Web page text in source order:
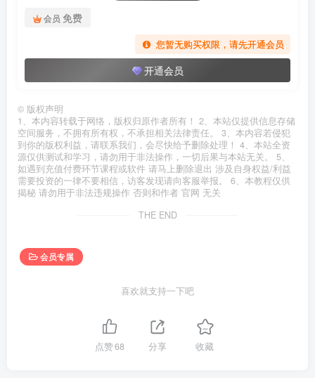
会员 免费
您暂无购买权限，请先开通会员
开通会员
© 版权声明
1、本内容转载于网络，版权归原作者所有！ 2、本站仅提供信息存储
空间服务，不拥有所有权，不承担相关法律责任。 3、本内容若侵犯
到你的版权利益，请联系我们，会尽快给予删除处理！ 4、本站全资
源仅供测试和学习，请勿用于非法操作，一切后果与本站无关。 5、
如遇到充值付费环节课程或软件 请马上删除退出 涉及自身权益/利益
需要投资的一律不要相信，访客发现请向客服举报。 6、本教程仅供
揭秘 请勿用于非法违规操作 否则和作者 官网 无关
THE END
会员专属
喜欢就支持一下吧
点赞68 分享 收藏